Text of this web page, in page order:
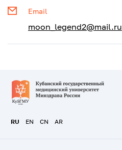
Email
moon_legend2@mail.ru
RU EN CN AR